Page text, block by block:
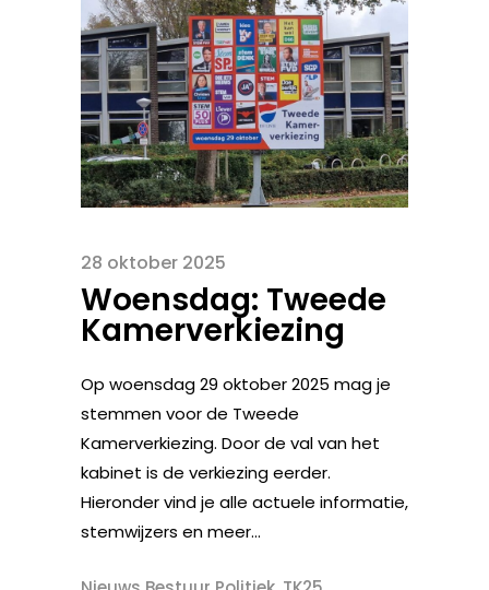
28 oktober 2025
Woensdag: Tweede
Kamerverkiezing
Op woensdag 29 oktober 2025 mag je
stemmen voor de Tweede
Kamerverkiezing. Door de val van het
kabinet is de verkiezing eerder.
Hieronder vind je alle actuele informatie,
stemwijzers en meer...